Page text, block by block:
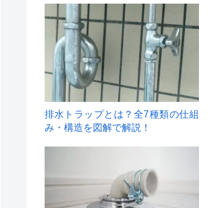
1
排水トラップとは？全7種類の仕組
み・構造を図解で解説！